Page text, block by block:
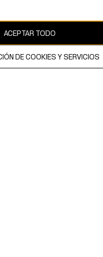
protegido por copyright y es
ACEPTAR TODO
DE COOKIES Y SERVICIOS